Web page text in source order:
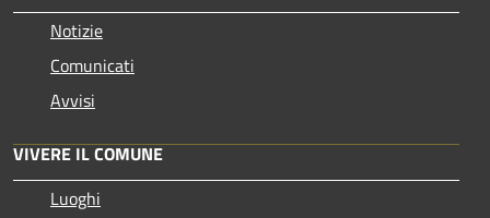
Notizie
Comunicati
Avvisi
VIVERE IL COMUNE
Luoghi